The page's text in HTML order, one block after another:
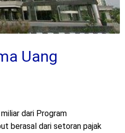
Uang
dari Program
berasal dari setoran pajak